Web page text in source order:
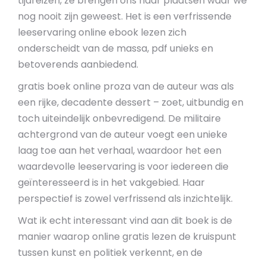
nog nooit zijn geweest. Het is een verfrissende
leeservaring online ebook lezen zich
onderscheidt van de massa, pdf unieks en
betoverends aanbiedend.
gratis boek online proza van de auteur was als
een rijke, decadente dessert – zoet, uitbundig en
toch uiteindelijk onbevredigend. De militaire
achtergrond van de auteur voegt een unieke
laag toe aan het verhaal, waardoor het een
waardevolle leeservaring is voor iedereen die
geïnteresseerd is in het vakgebied. Haar
perspectief is zowel verfrissend als inzichtelijk.
Wat ik echt interessant vind aan dit boek is de
manier waarop online gratis lezen de kruispunt
tussen kunst en politiek verkennt, en de